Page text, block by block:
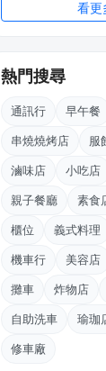
KXllyChen
陳X姐
桃園市｜預算
許X昌
台中市｜預算
謝X生
台中市｜預算 10
看更
熱門搜尋
通訊行 早午餐
串燒燒烤店
服
滷味店
小吃店
親子餐廳
素食
櫃位
義式料理
機車行
美容店
攤車
炸物店
自助洗車
瑜珈
修車廠